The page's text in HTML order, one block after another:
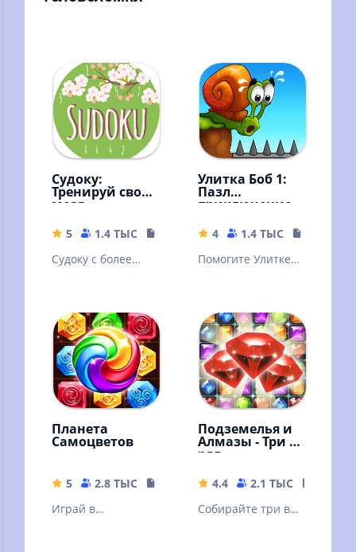
Судоку:
Тренируй свой
мозг
5 1.4 ТЫС
17.73 MB
Судоку с более
и убойными
возможностями
Улитка Боб 1:
Пазл
приключение
4 1.4 ТЫС
Помогите Улитке
приключения с
головоломками!
Планета
Самоцветов
5 2.8 ТЫС
146.32 MB
Играй в
Подземелья и
Алмазы - Три в
ряд
4.4 2.1 ТЫС
Собирайте три в